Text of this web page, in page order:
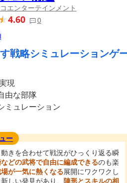
エンターテインメント
4.60 0
戦略シミュレーションゲ
現
由な部隊
ミュレーション
ー
きを合わせて戦況がひっくり返る瞬
どの武将で自由に編成できるのも楽
が一気に熱くなる展開にワクワクし
しい発見があり、 陣形とスキルの相